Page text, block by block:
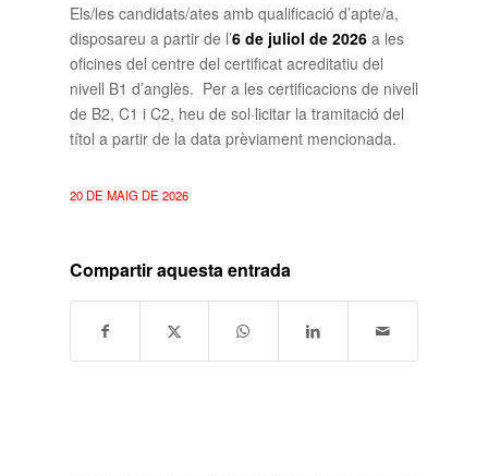
Els/les candidats/ates amb qualificació d’apte/a,
disposareu a partir de l’6 de juliol de 2026a les
oficines del centre del certificat acreditatiu del
nivell B1 d’anglès. Per a les certificacions de nivell
de B2, C1 i C2, heu de sol·licitar la tramitació del
títol a partir de la data prèviament mencionada.
20 DE MAIG DE 2026
Compartir aquesta entrada